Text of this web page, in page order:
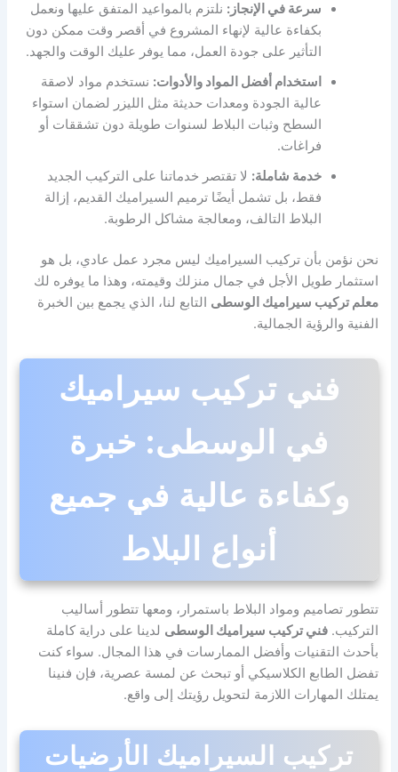
سرعة في الإنجاز: نلتزم بالمواعيد المتفق عليها ونعمل
بكفاءة عالية لإنهاء المشروع في أقصر وقت ممكن دون
التأثير على جودة العمل، مما يوفر عليك الوقت والجهد.
استخدام أفضل المواد والأدوات: نستخدم مواد لاصقة
عالية الجودة ومعدات حديثة مثل الليزر لضمان استواء
السطح وثبات البلاط لسنوات طويلة دون تشققات أو
فراغات.
خدمة شاملة: لا تقتصر خدماتنا على التركيب الجديد
فقط، بل تشمل أيضًا ترميم السيراميك القديم، إزالة
البلاط التالف، ومعالجة مشاكل الرطوبة.
نحن نؤمن بأن تركيب السيراميك ليس مجرد عمل عادي، بل هو
استثمار طويل الأجل في جمال منزلك وقيمته، وهذا ما يوفره لك
معلم تركيب سيراميك الوسطى التابع لنا، الذي يجمع بين الخبرة
الفنية والرؤية الجمالية.
فني تركيب سيراميك
في الوسطى: خبرة
وكفاءة عالية في جميع
أنواع البلاط
تتطور تصاميم ومواد البلاط باستمرار، ومعها تتطور أساليب
التركيب.فني تركيب سيراميك الوسطى لدينا على دراية كاملة
بأحدث التقنيات وأفضل الممارسات في هذا المجال. سواء كنت
تفضل الطابع الكلاسيكي أو تبحث عن لمسة عصرية، فإن فنينا
يمتلك المهارات اللازمة لتحويل رؤيتك إلى واقع.
تركيب السيراميك الأرضيات